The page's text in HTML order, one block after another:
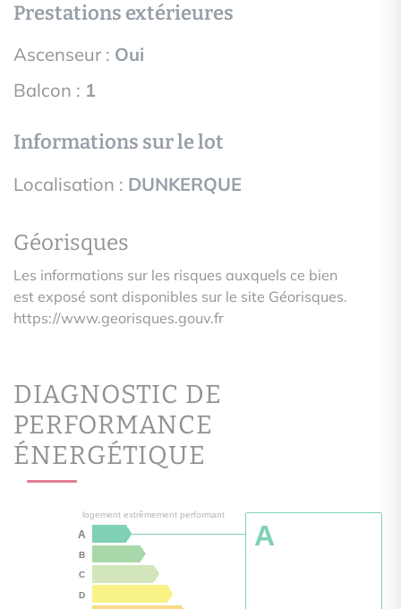
Prestations extérieures
Ascenseur : Oui
Balcon : 1
Informations sur le lot
Localisation : DUNKERQUE
Géorisques
Les informations sur les risques auxquels ce bien
est exposé sont disponibles sur le site Géorisques.
https://www.georisques.gouv.fr
DIAGNOSTIC DE
PERFORMANCE
ÉNERGÉTIQUE